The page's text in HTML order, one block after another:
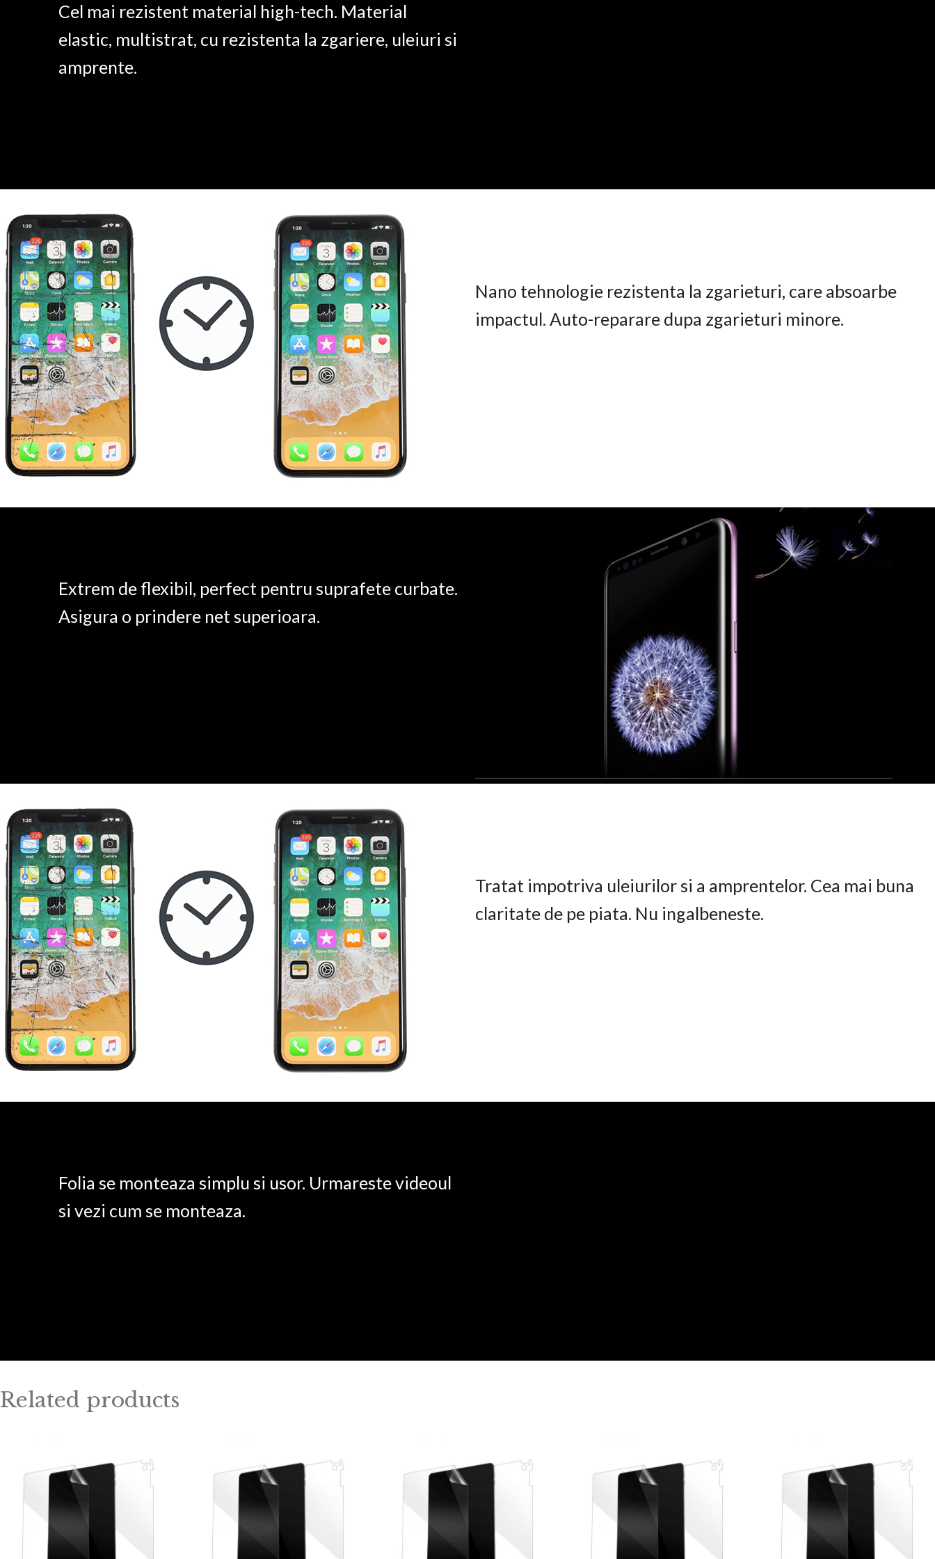
Cel mai rezistent material high-tech. Material
elastic, multistrat, cu rezistenta la zgariere, uleiuri si
amprente.
Nano tehnologie rezistenta la zgarieturi, care absoarbe
impactul. Auto-reparare dupa zgarieturi minore.
Extrem de flexibil, perfect pentru suprafete curbate.
Asigura o prindere net superioara.
Tratat impotriva uleiurilor si a amprentelor. Cea mai buna
claritate de pe piata. Nu ingalbeneste.
Folia se monteaza simplu si usor. Urmareste videoul
si vezi cum se monteaza.
Related products